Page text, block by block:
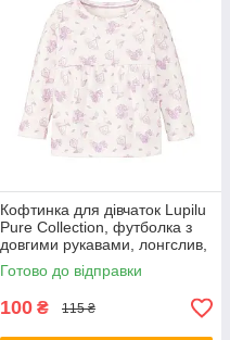
Кофтинка для дівчаток Lupilu
Pure Collection, футболка з
довгими рукавами, лонгслив,
реглан
Готово до відправки
100 ₴ 115 ₴